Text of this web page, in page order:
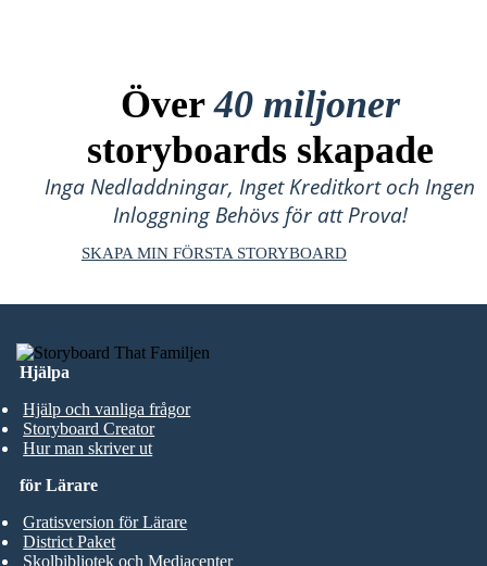
Över40 miljoner
storyboards skapade
Inga Nedladdningar, Inget Kreditkort och Ingen
Inloggning Behövs för att Prova!
SKAPA MIN FÖRSTA STORYBOARD
Hjälpa
Hjälp och vanliga frågor
Storyboard Creator
Hur man skriver ut
för Lärare
Gratisversion för Lärare
District Paket
Skolbibliotek och Mediacenter